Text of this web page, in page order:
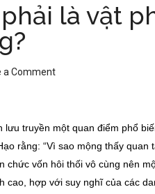
là vật
a Comment
truyền một quan điểm phổ
rằng: “Vì sao mộng thấy
chức vốn hôi thối vô cùng nên
cao, hợp với suy nghĩ của các